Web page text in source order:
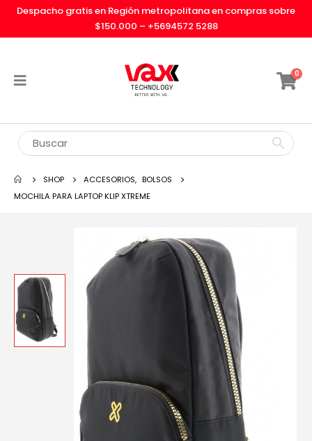
Despacho gratis en Región metropolitana en compras sobre
$150.000 – +5694572 5288
0
SHOP ACCESORIOS, BOLSOS
MOCHILA PARA LAPTOP KLIP XTREME